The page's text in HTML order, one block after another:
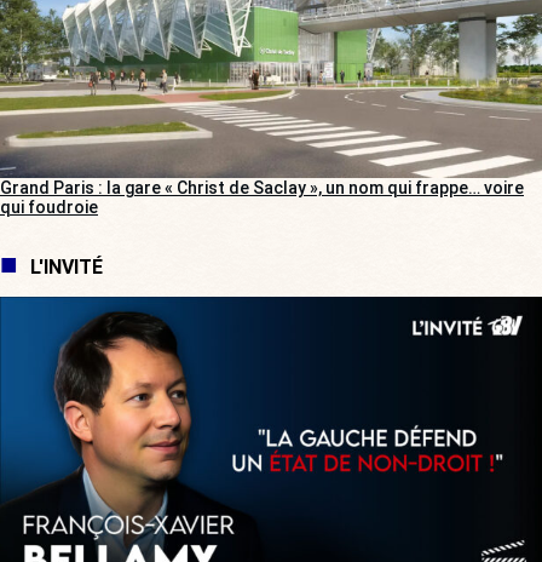
Grand Paris : la gare « Christ de Saclay », un nom qui frappe… voire
qui foudroie
L'INVITÉ